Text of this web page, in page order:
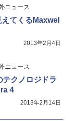
ニュース
てくるMaxwel
2013年2月4日
ニュース
クノロジドラ
4
2013年2月14日